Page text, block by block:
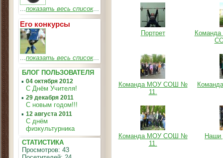
...показать весь список...
Его конкурсы
...показать весь список...
БЛОГ ПОЛЬЗОВАТЕЛЯ
▪ 04 октября 2012
С Днём Учителя!
▪ 29 декабря 2011
С новым годом!!!
▪ 12 августа 2011
С днём
физкультурника
СТАТИСТИКА
Просмотров: 43
Портрет
Команда МОУ СОШ №
11.
Команда МОУ СОШ №
11.
Наши